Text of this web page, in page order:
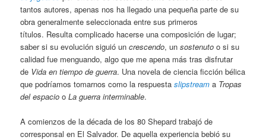
tantos autores, apenas nos ha llegado una pequeña parte de su
obra generalmente seleccionada entre sus primeros
títulos. Resulta complicado hacerse una composición de lugar;
saber si su evolución siguió uncrescendo, unsostenuto o si su
calidad fue menguando, algo que me apena más tras disfrutar
de Vida en tiempo de guerra. Una novela de ciencia ficción bélica
que podríamos tomarnos como la respuestaslipstream a Tropas
del espacio oLa guerra interminable.
A comienzos de la década de los 80 Shepard trabajó de
corresponsal en El Salvador. De aquella experiencia bebió su